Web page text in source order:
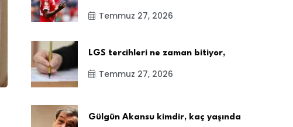
Temmuz 27, 2026
LGS tercihleri ne zaman bitiyor,
Temmuz 27, 2026
Gülgün Akansu kimdir, kaç yaşında